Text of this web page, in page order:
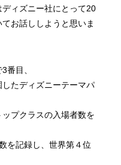
ィズニー社にとって20
お話ししようと思いま
番目、
たディズニーテーマパ
プクラスの入場者数を
を記録し、世界第４位